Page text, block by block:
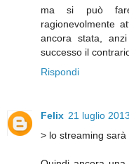
ma si può
ragionevolmente
ancora stata,
successo il
Rispondi
Felix 21 luglio
> lo streaming